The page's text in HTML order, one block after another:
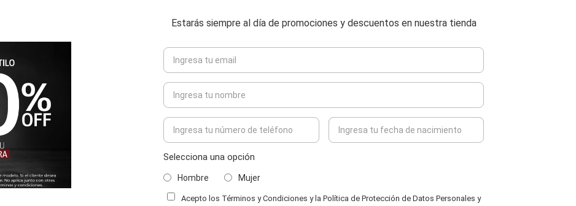
Estarás siempre al día de promociones y descuentos en nuestra tienda
Selecciona una opción
Hombre Mujer
Acepto los Términos y Condiciones y la Política de Protección de Datos Personales y